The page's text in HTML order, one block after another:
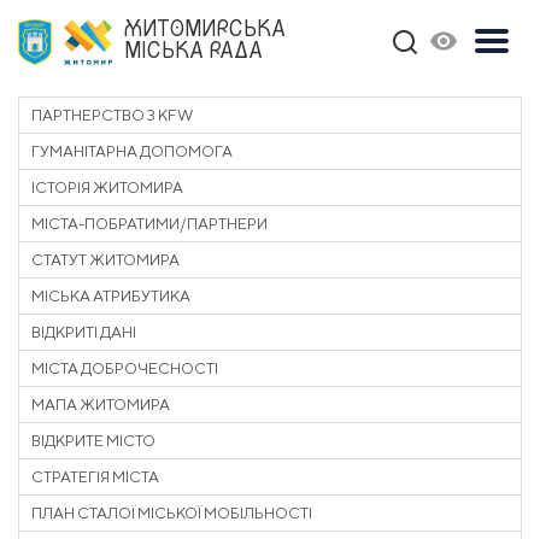
ЖИТОМИРСЬКА
МІСЬКА РАДА
ПАРТНЕРСТВО З KFW
ГУМАНІТАРНА ДОПОМОГА
ІСТОРІЯ ЖИТОМИРА
МІСТА-ПОБРАТИМИ/ПАРТНЕРИ
СТАТУТ ЖИТОМИРА
МІСЬКА АТРИБУТИКА
ВІДКРИТІ ДАНІ
МІСТА ДОБРОЧЕСНОСТІ
МАПА ЖИТОМИРА
ВІДКРИТЕ МІСТО
СТРАТЕГІЯ МІСТА
ПЛАН СТАЛОЇ МІСЬКОЇ МОБІЛЬНОСТІ